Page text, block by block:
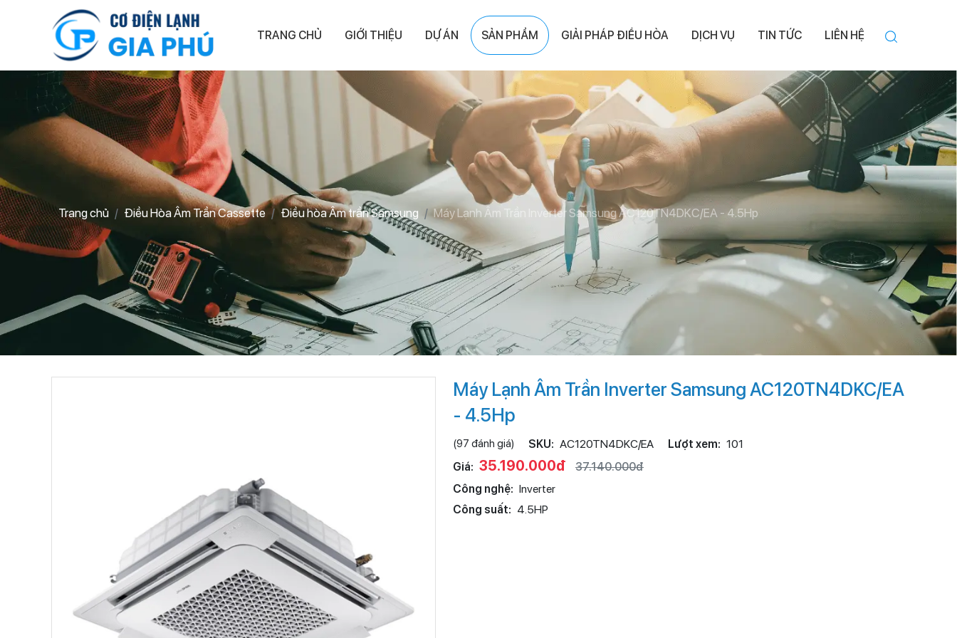
TRANG CHỦ GIỚI THIỆU DỰ ÁN SẢN PHẨM GIẢI PHÁP ĐIỀU HÒA DỊCH VỤ TIN TỨC LIÊN HỆ
Trang chủ Điều Hòa Âm Trần Cassette Điều hòa Âm trần Samsung Máy Lạnh Âm Trần Inverter Samsung AC120TN4DKC/EA - 4.5Hp
Máy Lạnh Âm Trần Inverter Samsung AC120TN4DKC/EA
- 4.5Hp
(97 đánh giá) SKU: AC120TN4DKC/EA Lượt xem: 101
Giá: 35.190.000đ
37.140.000đ
Công nghệ: Inverter
Công suất: 4.5HP